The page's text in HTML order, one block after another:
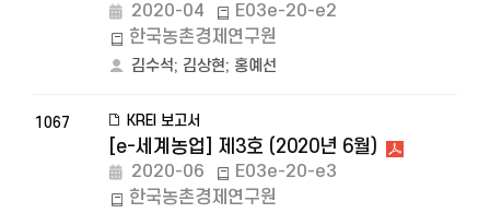
2020-04
E03e-20-e2
한국농촌경제연구원
김수석; 김상현; 홍예선
1067 KREI 보고서
[e-세계농업] 제3호 (2020년 6월)
2020-06
E03e-20-e3
한국농촌경제연구원